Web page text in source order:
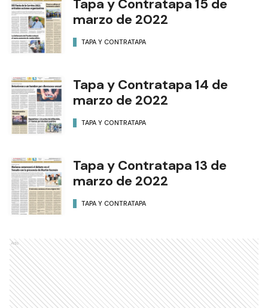
Tapa y Contratapa 15 de
marzo de 2022
TAPA Y CONTRATAPA
Tapa y Contratapa 14 de
marzo de 2022
TAPA Y CONTRATAPA
Tapa y Contratapa 13 de
marzo de 2022
TAPA Y CONTRATAPA
Ads